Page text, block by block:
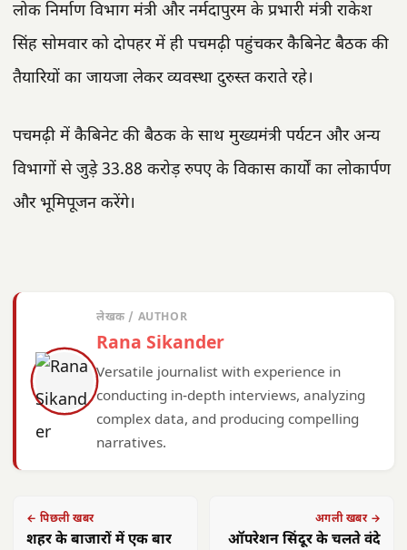
लोक निर्माण विभाग मंत्री और नर्मदापुरम के प्रभारी मंत्री राकेश
सिंह सोमवार को दोपहर में ही पचमढ़ी पहुंचकर कैबिनेट बैठक की
तैयारियों का जायजा लेकर व्यवस्था दुरुस्त कराते रहे।
पचमढ़ी में कैबिनेट की बैठक के साथ मुख्यमंत्री पर्यटन और अन्य
विभागों से जुड़े 33.88 करोड़ रुपए के विकास कार्यों का लोकार्पण
और भूमिपूजन करेंगे।
लेखक / AUTHOR
Rana Sikander
Versatile journalist with experience in
conducting in-depth interviews, analyzing
complex data, and producing compelling
narratives.
← पिछली खबर
शहर के बाजारों में एक बार
अगली खबर →
ऑपरेशन सिंदूर के चलते वंदे